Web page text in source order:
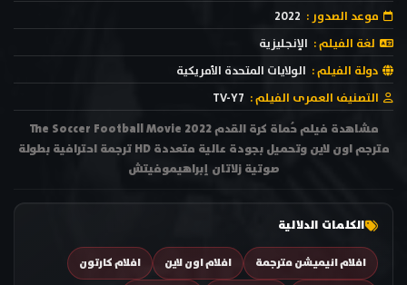
موعد الصدور : 2022
لغة الفيلم : الإنجليزية
دولة الفيلم : الولايات المتحدة الأمريكية
التصنيف العمرى الفيلم : TV-Y7
مشاهدة فيلم حُماة كرة القدم The Soccer Football Movie 2022
مترجم اون لاين وتحميل بجودة عالية متعددة HD ترجمة احترافية بطولة
صوتية زلاتان إبراهيموفيتش
الكلمات الدلالية
افلام انيميشن مترجمة افلام اون لاين
افلام كارتون